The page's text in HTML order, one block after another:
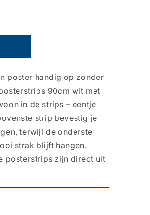
poster handig op zonder
90cm wit met
in de strips – eentje
strip bevestig je
terwijl de onderste
strak blijft hangen.
posterstrips zijn direct uit